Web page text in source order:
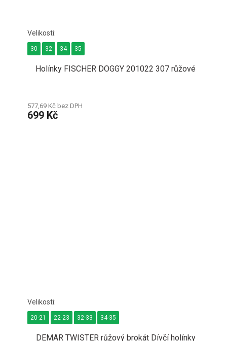
Holínky FISCHER DOGGY 201022 307 růžové
577,69 Kč bez DPH
699 Kč
30 32 34 35
DEMAR TWISTER růžový brokát Dívčí holínky
20-21 22-23 32-33 34-35